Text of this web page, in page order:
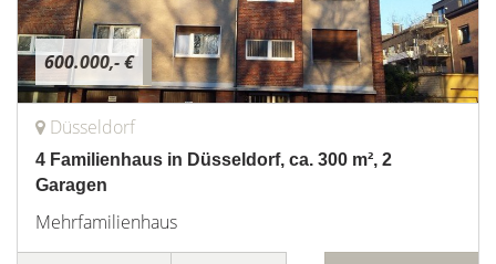
600.000,- €
Düsseldorf
4 Familienhaus in Düsseldorf, ca. 300 m², 2
Garagen
Mehrfamilienhaus